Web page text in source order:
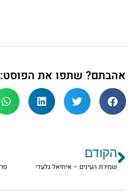
אהבתם? שתפו את הפוסט:
הקודם
שמירת העינים – איתיאל גלעדי